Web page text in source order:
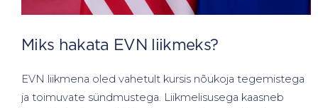
Miks hakata EVN liikmeks?
EVN liikmena oled vahetult kursis nõukoja tegemistega
ja toimuvate sündmustega. Liikmelisusega kaasneb